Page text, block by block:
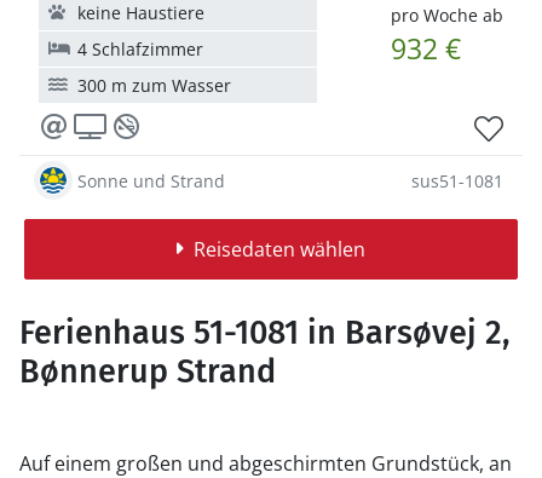
pro Woche ab
932 €
keine Haustiere
4 Schlafzimmer
300 m zum Wasser
Sonne und Strand sus51-1081
Reisedaten wählen
Ferienhaus 51-1081 in Barsøvej 2,
Bønnerup Strand
Auf einem großen und abgeschirmten Grundstück, an